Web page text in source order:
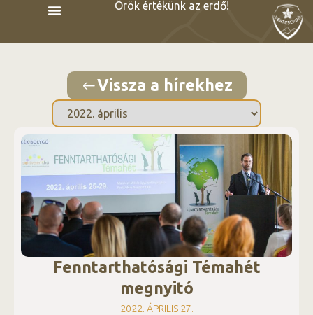
Örök értékünk az erdő!
Vissza a hírekhez
Fenntarthatósági Témahét
megnyitó
2022. ÁPRILIS 27.